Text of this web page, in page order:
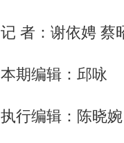
记 者：谢依娉 蔡
本期编辑：邱咏
执行编辑：陈晓婉